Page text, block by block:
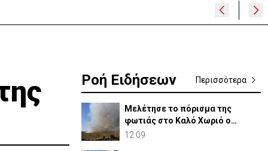
Ροή Ειδήσεων Περισσότερα
Μελέτησε το πόρισμα της
φωτιάς στο Καλό Χωριό ο
Πάλμας- «Ουδέν σχόλιο»
12:09